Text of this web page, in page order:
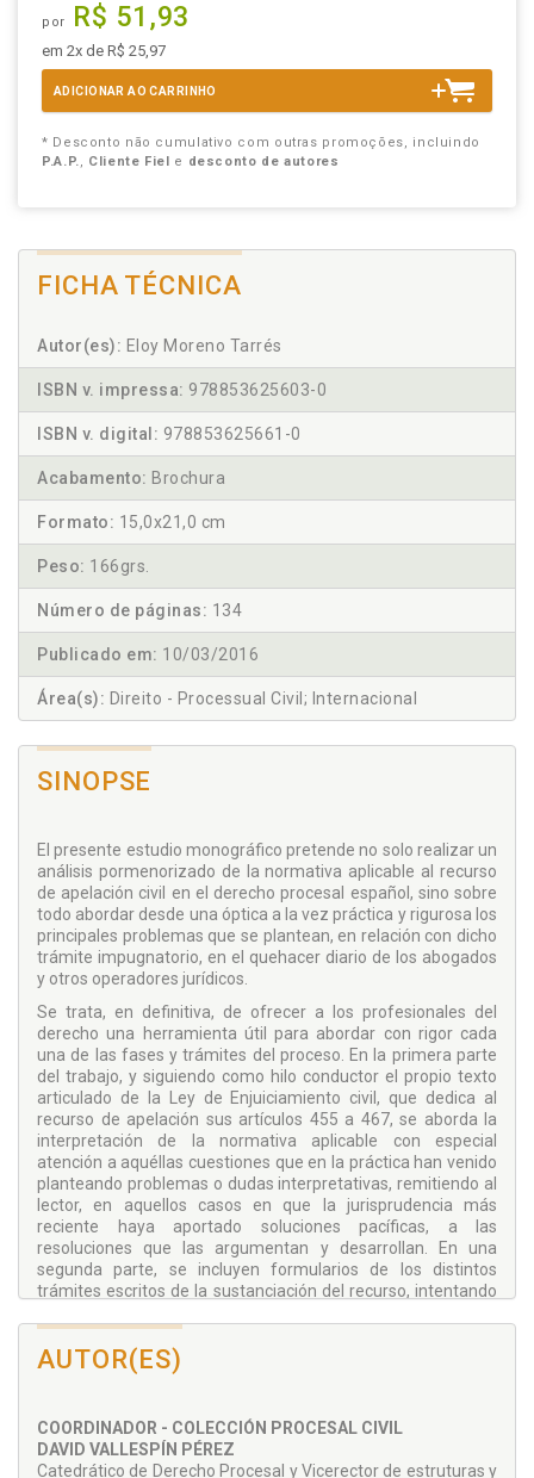
por R$ 51,93
em 2x de R$ 25,97
ADICIONAR AO CARRINHO
* Desconto não cumulativo com outras promoções, incluindo
P.A.P., Cliente Fiel e desconto de autores
FICHA TÉCNICA
Autor(es): Eloy Moreno Tarrés
ISBN v. impressa: 978853625603-0
ISBN v. digital: 978853625661-0
Acabamento: Brochura
Formato: 15,0x21,0 cm
Peso: 166grs.
Número de páginas: 134
Publicado em: 10/03/2016
Área(s): Direito - Processual Civil; Internacional
SINOPSE
El presente estudio monográfico pretende no solo realizar un
análisis pormenorizado de la normativa aplicable al recurso
de apelación civil en el derecho procesal español, sino sobre
todo abordar desde una óptica a la vez práctica y rigurosa los
principales problemas que se plantean, en relación con dicho
trámite impugnatorio, en el quehacer diario de los abogados
y otros operadores jurídicos.
Se trata, en definitiva, de ofrecer a los profesionales del
derecho una herramienta útil para abordar con rigor cada
una de las fases y trámites del proceso. En la primera parte
del trabajo, y siguiendo como hilo conductor el propio texto
articulado de la Ley de Enjuiciamiento civil, que dedica al
recurso de apelación sus artículos 455 a 467, se aborda la
interpretación de la normativa aplicable con especial
atención a aquéllas cuestiones que en la práctica han venido
planteando problemas o dudas interpretativas, remitiendo al
lector, en aquellos casos en que la jurisprudencia más
reciente haya aportado soluciones pacíficas, a las
resoluciones que las argumentan y desarrollan. En una
segunda parte, se incluyen formularios de los distintos
trámites escritos de la sustanciación del recurso, intentando
articulado se han destacado como más idóneas.
AUTOR(ES)
COORDINADOR - COLECCIÓN PROCESAL CIVIL
DAVID VALLESPÍN PÉREZ
Catedrático de Derecho Procesal y Vicerector de estruturas y